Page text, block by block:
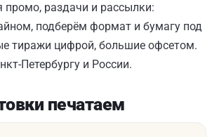
промо, раздачи и рассылки:
подберём формат и бумагу под
тиражи цифрой, большие офсетом.
Петербургу и России.
печатаем